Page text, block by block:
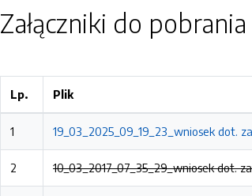
Załączniki do pobrania
Lp. Plik
1 19_03_2025_09_19_23_wniosek dot.
2 10_03_2017_07_35_29_wniosek dot.